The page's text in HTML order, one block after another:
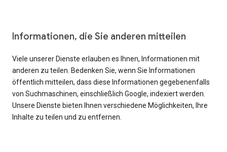
Informationen, die Sie anderen mitteilen
Viele unserer Dienste erlauben es Ihnen, Informationen mit
anderen zu teilen. Bedenken Sie, wenn Sie Informationen
öffentlich mitteilen, dass diese Informationen gegebenenfalls
von Suchmaschinen, einschließlich Google, indexiert werden.
Unsere Dienste bieten Ihnen verschiedene Möglichkeiten, Ihre
Inhalte zu teilen und zu entfernen.